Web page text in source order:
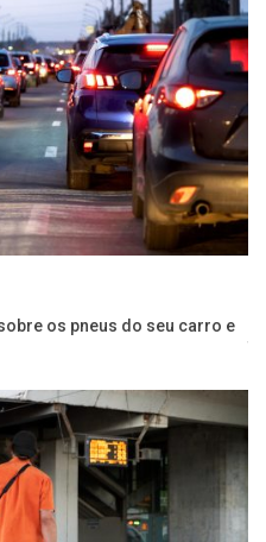
os pneus do seu carro e